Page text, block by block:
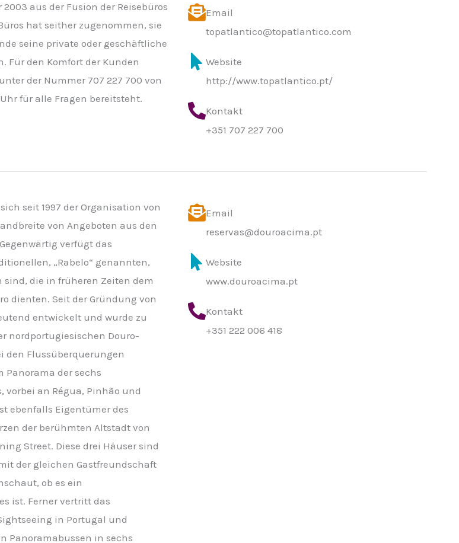
aus der Fusion der Reisebüros
hat seither zugenommen, sie
seine private oder geschäftliche
Für den Komfort der Kunden
der Nummer 707 227 700 von
für alle Fragen bereitsteht.
Email
topatlantico@topatlantico.com
Website
http://www.topatlantico.pt/
Kontakt
+351 707 227 700
seit 1997 der Organisation von
von Angeboten aus den
verfügt das
„Rabelo“ genannten,
die in früheren Zeiten dem
dienten. Seit der Gründung von
entwickelt und wurde zu
nordportugiesischen Douro-
den Flussüberquerungen
Panorama der sechs
vorbei an Régua, Pinhão und
ebenfalls Eigentümer des
der berühmten Altstadt von
Street. Diese drei Häuser sind
der gleichen Gastfreundschaft
ob es ein
ist. Ferner vertritt das
in Portugal und
Panoramabussen in sechs
Email
reservas@douroacima.pt
Website
www.douroacima.pt
Kontakt
+351 222 006 418